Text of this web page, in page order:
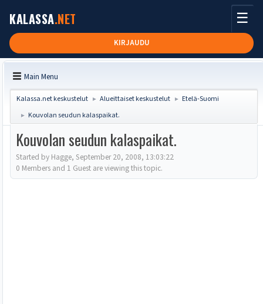
KALASSA.NET
KIRJAUDU
☰
Main Menu
Kalassa.net keskustelut ► Alueittaiset keskustelut ► Etelä-Suomi
► Kouvolan seudun kalaspaikat.
Kouvolan seudun kalaspaikat.
Started by Hagge, September 20, 2008, 13:03:22
0 Members and 1 Guest are viewing this topic.